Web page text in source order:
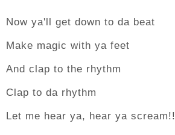
Now ya'll get down to da beat
Make magic with ya feet
And clap to the rhythm
Clap to da rhythm
Let me hear ya, hear ya scream!!